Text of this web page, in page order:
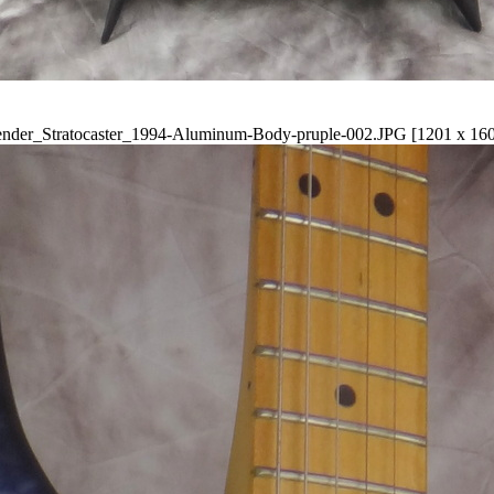
Aluminum-Body-pruple-002.JPG [1201 x